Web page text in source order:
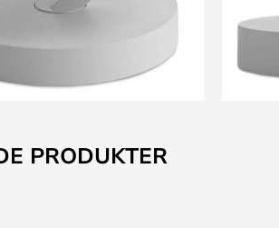
PRODUKTER